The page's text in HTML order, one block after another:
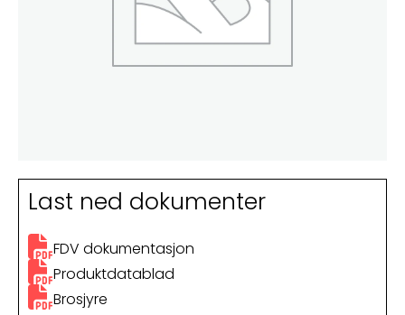
Last ned dokumenter
FDV dokumentasjon
Produktdatablad
Brosjyre